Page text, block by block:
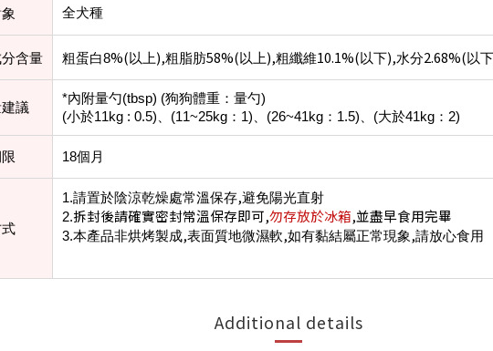
全犬種
含量 粗蛋白8%(以上),粗脂肪58%(以上),粗纖維10.1%(以下),水分2.68%(以下
議
*內附量勺(tbsp) (狗狗體重：量勺)
(小於11kg : 0.5)、(11~25kg：1)、(26~41kg：1.5)、(大於41kg：2)
18個月
1.請置於陰涼乾燥處常溫保存,避免陽光直射
2.拆封後請確實密封常溫保存即可,勿存放於冰箱,並盡早食用完畢
3.本產品非烘烤製成,表面質地微濕軟,如有黏結屬正常現象,請放心食用
Additional details